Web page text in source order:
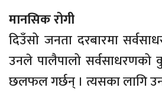
मानसिक रोगी
दिउँसो जनता दरबारमा
उनले पालैपालो सर्वसाधरणको
छलफल गर्छन् । त्यसका लागि